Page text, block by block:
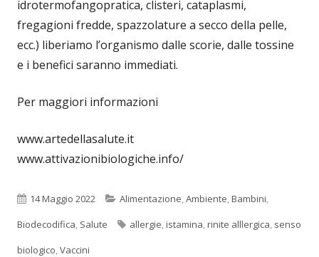
idrotermofangopratica, clisteri, cataplasmi,
fregagioni fredde, spazzolature a secco della pelle,
ecc.) liberiamo l’organismo dalle scorie, dalle tossine
e i benefici saranno immediati.
Per maggiori informazioni
www.artedellasalute.it
www.attivazionibiologiche.info/
Pubblicato
14 Maggio 2022 Categorie
Alimentazione,Ambiente,Bambini,
Biodecodifica, Salute Tag
allergie,istamina,rinite alllergica, senso
biologico,Vaccini